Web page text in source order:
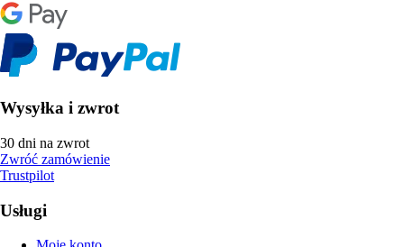
Wysyłka i zwrot
30 dni na zwrot
Zwróć zamówienie
Trustpilot
Usługi